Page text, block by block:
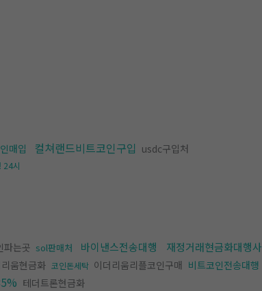
매입 컬쳐랜드비트코인구입 usdc구입처
24시
파는곳 sol판매처 바이낸스전송대행 재정거래현금화대행사
움현금화 코인돈세탁 이더리움리플코인구매 비트코인전송대행
테더트론현금화